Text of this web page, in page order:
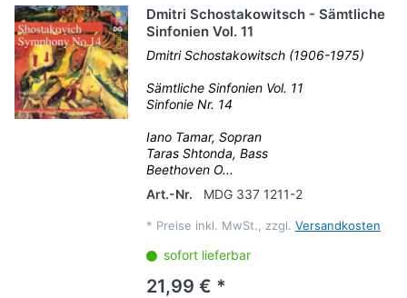
Dmitri Schostakowitsch - Sämtliche
Sinfonien Vol. 11
Dmitri Schostakowitsch (1906-1975)
Sämtliche Sinfonien Vol. 11
Sinfonie Nr. 14
Iano Tamar, Sopran
Taras Shtonda, Bass
Beethoven O...
Art.-Nr.
MDG 337 1211-2
* Preise inkl. MwSt., zzgl. Versandkosten
sofort lieferbar
21,99 € *